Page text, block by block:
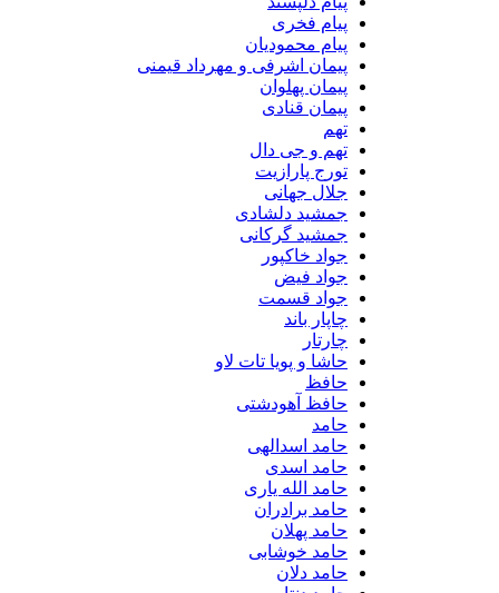
پیام فخری
پیام محمودیان
پیمان اشرفی و مهرداد قیمنی
پیمان پهلوان
پیمان قنادی
تهم
تهم و جی دال
تورج پارازیت
جلال جهانی
جمشید دلشادی
جمشید گرکانی
جواد خاکپور
جواد فیض
جواد قسمت
چاپار باند
چارتار
حاشا و پویا تات لاو
حافظ
حافظ آهودشتی
حامد
حامد اسدالهی
حامد اسدی
حامد الله یاری
حامد برادران
حامد پهلان
حامد خوشابی
حامد دلان